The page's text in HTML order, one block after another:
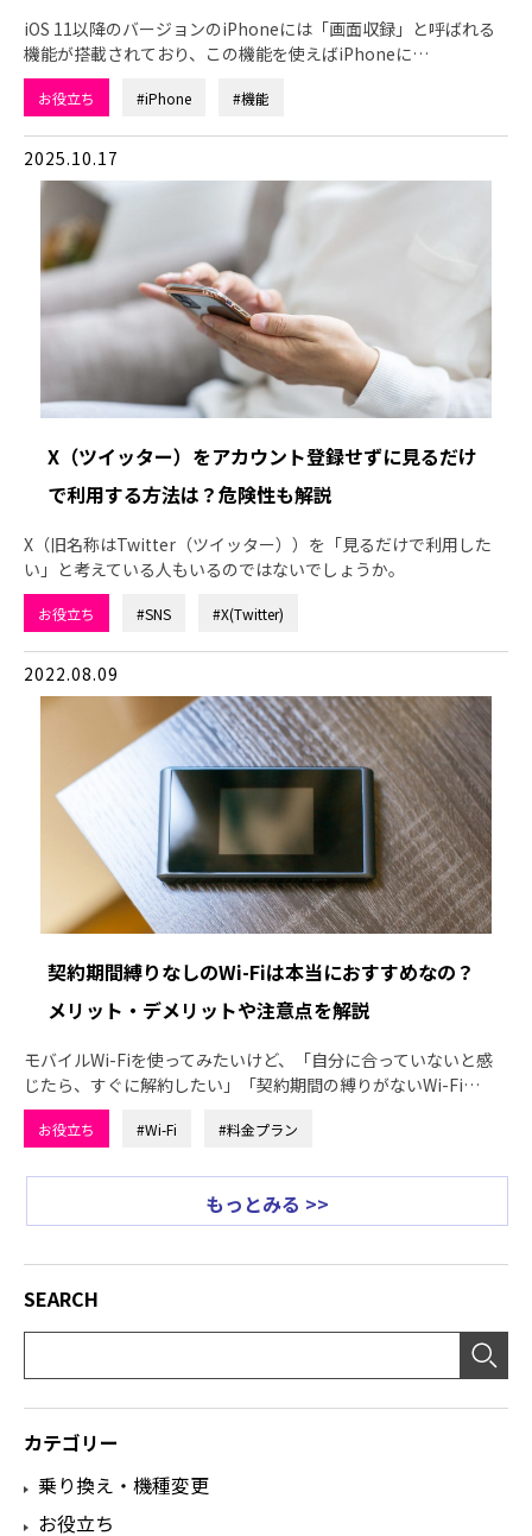
iOS 11以降のバージョンのiPhoneには「画面収録」と呼ばれる
機能が搭載されており、この機能を使えばiPhoneに…
お役立ち #iPhone #機能
2025.10.17
X（ツイッター）をアカウント登録せずに見るだけ
で利用する方法は？危険性も解説
X（旧名称はTwitter（ツイッター））を「見るだけで利用した
い」と考えている人もいるのではないでしょうか。
お役立ち #SNS #X(Twitter)
2022.08.09
契約期間縛りなしのWi-Fiは本当におすすめなの？
メリット・デメリットや注意点を解説
モバイルWi-Fiを使ってみたいけど、「自分に合っていないと感
じたら、すぐに解約したい」「契約期間の縛りがないWi-Fi…
お役立ち #Wi-Fi #料金プラン
もっとみる >>
SEARCH
カテゴリー
乗り換え・機種変更
お役立ち